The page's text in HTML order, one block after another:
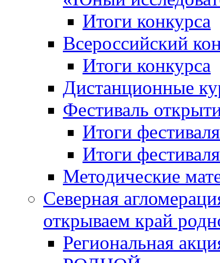
Итоги конкурса
Всероссийский
Итоги конкурса
Дистанционные
Фестиваль
Итоги
Итоги
Методические
Северная
открываем край
Региональная